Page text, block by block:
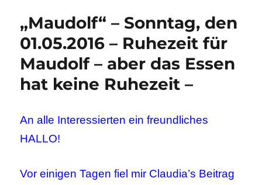
„Maudolf“ – Sonntag, den
01.05.2016 – Ruhezeit für
Maudolf – aber das Essen
hat keine Ruhezeit –
An alle Interessierten ein freundliches
HALLO!
Vor einigen Tagen fiel mir Claudia’s Beitrag